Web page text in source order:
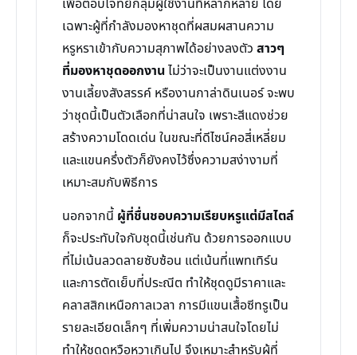
เพื่อตอบโจทย์กลุ่มผู้ใช้งานที่หลากหลาย โดย
เฉพาะผู้ที่กำลังมองหาชุดที่ผสมผสานความ
หรูหราเข้ากับความสุภาพได้อย่างลงตัว สาวๆ
ที่มองหาชุดออกงาน ไม่ว่าจะเป็นงานแต่งงาน
งานเลี้ยงสังสรรค์ หรืองานกาล่าดินเนอร์ จะพบ
ว่าชุดนี้เป็นตัวเลือกที่น่าสนใจ เพราะสีแดงช่วย
สร้างความโดดเด่น ในขณะที่ดีไซน์คอสี่เหลี่ยม
และแขนครึ่งตัวก็ยังคงไว้ซึ่งความสง่างามที่
เหมาะสมกับพิธีการ
นอกจากนี้ ผู้ที่ชื่นชอบความเรียบหรูแต่มีสไตล์
ก็จะประทับใจกับชุดนี้เช่นกัน ด้วยการออกแบบ
ที่ไม่เน้นลวดลายซับซ้อน แต่เน้นที่แพทเทิร์น
และการตัดเย็บที่ประณีต ทำให้ชุดดูมีราคาและ
คลาสสิกเหนือกาลเวลา การมีแขนเสื้อซีทรูเป็น
รายละเอียดเล็กๆ ที่เพิ่มความน่าสนใจโดยไม่
ทำให้ชุดดูหวือหวาเกินไป จึงเหมาะสำหรับผู้ที่